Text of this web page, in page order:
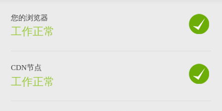
您的浏览器
工作正常
CDN节点
工作正常